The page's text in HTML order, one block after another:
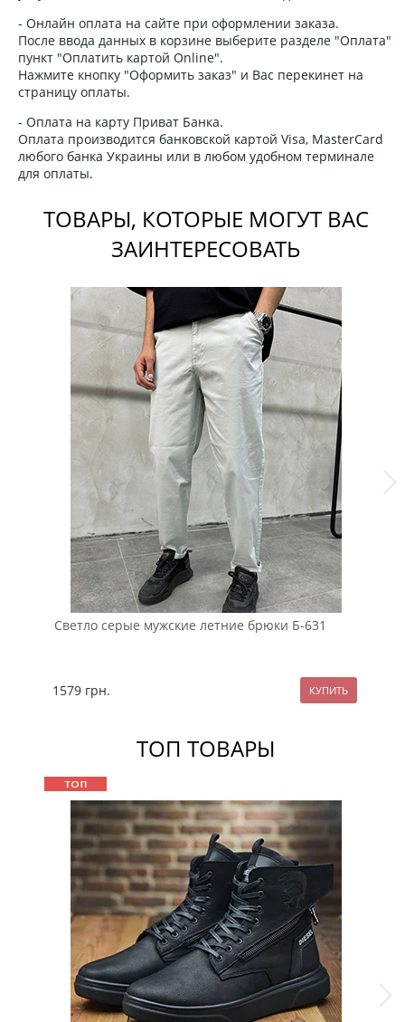
- Онлайн оплата на сайте при оформлении заказа.
После ввода данных в корзине выберите разделе "Оплата"
пункт "Оплатить картой Online".
Нажмите кнопку "Оформить заказ" и Вас перекинет на
страницу оплаты.
- Оплата на карту Приват Банка.
Оплата производится банковской картой Visa, MasterCard
любого банка Украины или в любом удобном терминале
для оплаты.
ТОВАРЫ, КОТОРЫЕ МОГУТ ВАС
ЗАИНТЕРЕСОВАТЬ
Светло серые мужские летние брюки Б-631
1579 грн.
ТОП ТОВАРЫ